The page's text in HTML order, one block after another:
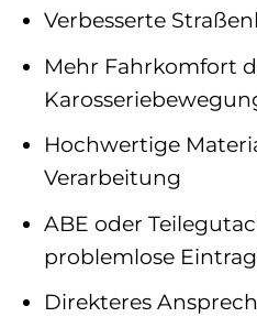
Verbesserte
Mehr Fahrkomfort
Hochwertige
Verarbeitung
ABE oder
problemlose
Direkteres